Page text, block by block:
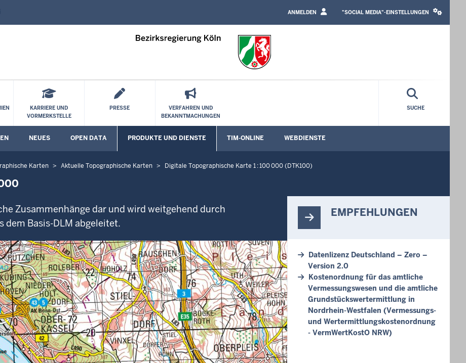
ANMELDEN
MEDIA
"SOCIAL MEDIA"-EINSTELLUNGEN
KARRIERE UND
VORMERKSTELLE
PRESSE
VERFAHREN UND
BEKANNTMACHUNGEN
SUCHE
NEUES OPEN DATA PRODUKTE UND DIENSTE TIM-ONLINE WEBDIENSTE
Karten Aktuelle Topographische Karten Digitale Topographische Karte 1 : 100 000 (DTK100)
Zusammenhänge dar und wird weitgehend durch
dem Basis-DLM abgeleitet.
EMPFEHLUNGEN
Datenlizenz Deutschland – Zero –
Version 2.0
Kostenordnung für das amtliche
Vermessungswesen und die amtliche
Grundstückswertermittlung in
Nordrhein-Westfalen (Vermessungs-
und Wertermittlungskostenordnung
- VermWertKostO NRW)